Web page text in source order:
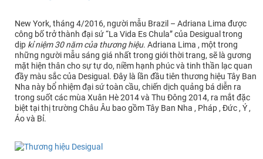
New York, tháng 4/2016, người mẫu Brazil – Adriana Lima được
công bố trở thành đại sứ “La Vida Es Chula” của Desigual trong
dịp kỉ niệm 30 năm của thương hiệu. Adriana Lima , một trong
những người mẫu sáng giá nhất trong giới thời trang, sẽ là gương
mặt hiện thân cho sự tự do, niềm hạnh phúc và tinh thần lạc quan
đầy màu sắc của Desigual. Đây là lần đầu tiên thương hiệu Tây Ban
Nha này bổ nhiệm đại sứ toàn cầu, chiến dịch quảng bá diễn ra
trong suốt các mùa Xuân Hè 2014 và Thu Đông 2014, ra mắt đặc
biệt tại thị trường Châu Âu bao gồm Tây Ban Nha , Pháp , Đức , Ý ,
Áo và Bỉ.